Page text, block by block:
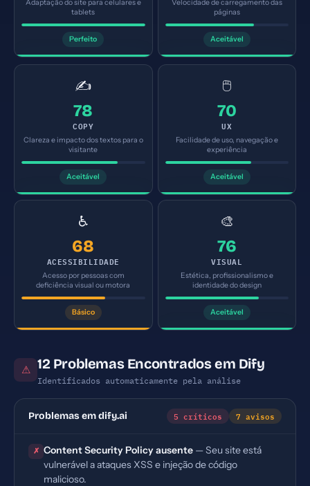
Adaptação do site para celulares e
tablets
Perfeito
Velocidade de carregamento das
páginas
Aceitável
✍️
78
COPY
Clareza e impacto dos textos para o
visitante
Aceitável
🖱️
70
UX
Facilidade de uso, navegação e
experiência
Aceitável
♿
68
ACESSIBILIDADE
Acesso por pessoas com
deficiência visual ou motora
Básico
🎨
76
VISUAL
Estética, profissionalismo e
identidade do design
Aceitável
⚠ 12 Problemas Encontrados em Dify
Identificados automaticamente pela análise
Problemas em dify.ai 5 críticos 7 avisos
✗ Content Security Policy ausente — Seu site está
vulnerável a ataques XSS e injeção de código
malicioso.